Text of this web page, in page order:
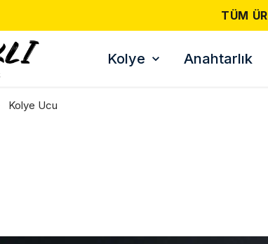
Kolye Anahtarlık
Kolye Ucu